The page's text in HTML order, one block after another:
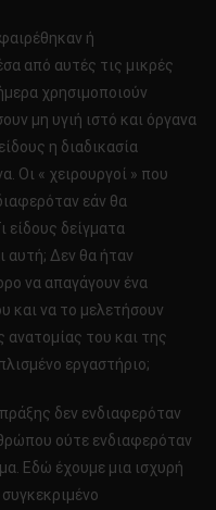
ή
από αυτές τις μικρές
χρησιμοποιούν
μη υγιή ιστό και όργανα
η διαδικασία
Οι « χειρουργοί » που
εάν θα
είδους δείγματα
αυτή; Δεν θα ήταν
να απαγάγουν ένα
και να το μελετήσουν
του και της
εργαστήριο;
δεν ενδιαφερόταν
ούτε ενδιαφερόταν
Εδώ έχουμε μια ισχυρή